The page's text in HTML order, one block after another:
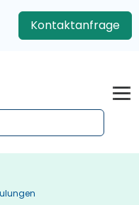
Kontaktanfrage